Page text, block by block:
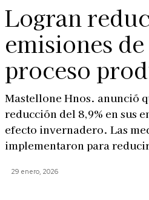
Logran
emisiones
proceso
Mastellone Hnos. anunció
reducción del 8,9% en sus
efecto invernadero. Las
implementaron para
29 enero, 2026